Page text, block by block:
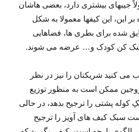
جیب­های بیشتری دارد، بعضی­ هاشان
علاوه بر این، این کیف­ها معمولا به شکل
عایق ­شده برای بطری ­ها، فضاهایی
کن کودک و… عرضه می ­شوند.
می ­کنید شریک­تان را نیز در نظر
ممکن است به منظور توزیع
­پشتی را ترجیح بدهد، در حالی
سبک کیف­ های آویز را ترجیح